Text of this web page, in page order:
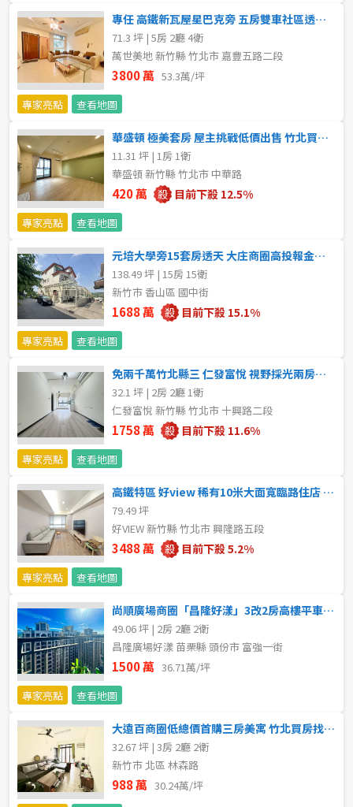
彰化縣
南投縣
雲林縣
嘉義市
嘉義縣
台南市
高雄市
澎湖縣
屏東縣
台東縣
花蓮縣
金門連江
坪數
不拘
20坪以下
20~30 坪
40~50 坪 50~60 坪
60~70 坪 70~80 坪
80坪以上
~
樓層
1樓
3樓 4樓
21樓以上
格局
不拘
1房
2房
4房 5房以上
屋齡
專任 高鐵新瓦屋星巴克旁 五房雙車社區透天 竹北買房找沛沛
71.3 坪 | 5房 2廳 4衛
萬世美地 新竹縣 竹北市 嘉豐五路二段
3800 萬 53.3萬/坪
專家亮點
查看地圖
華盛頓 極美套房 屋主挑戰低價出售 竹北買房找沛沛
11.31 坪 | 1房 1衛
華盛頓 新竹縣 竹北市 中華路
420 萬 目前下殺 12.5%
專家亮點 查看地圖
元培大學旁15套房透天 大庄商圈高投報金雞母釋出 竹北推薦房仲
138.49 坪 | 15房 15衛
新竹市 香山區 國中街
1688 萬 目前下殺 15.1%
專家亮點 查看地圖
免兩千萬竹北縣三 仁發富悅 視野採光兩房平車 竹北買房找沛沛
32.1 坪 | 2房 2廳 1衛
仁發富悅 新竹縣 竹北市 十興路二段
1758 萬 目前下殺 11.6%
專家亮點 查看地圖
高鐵特區 好view 稀有10米大面寬臨路住店 竹北買房找沛沛
79.49 坪
好VIEW 新竹縣 竹北市 興隆路五段
3488 萬 目前下殺 5.2%
專家亮點 查看地圖
尚順廣場商圈「昌隆好漾」3改2房高樓平車質感美裝 竹北買房找沛沛
49.06 坪 | 2房 2廳 2衛
昌隆廣場好漾 苗栗縣 頭份市 富強一街
1500 萬 36.71萬/坪
專家亮點
查看地圖
大遠百商圈低總價首購三房美寓 竹北買房找沛沛
32.67 坪 | 3房 2廳 2衛
新竹市 北區 林森路
988 萬 30.24萬/坪